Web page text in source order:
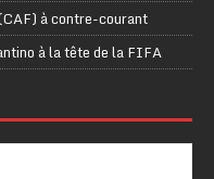
à contre-courant
à la tête de la FIFA